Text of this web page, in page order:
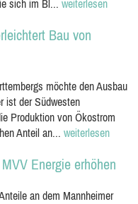
sich im Bl... weiterlesen
Bau von
möchte den Ausbau
ist der Südwesten
Produktion von Ökostrom
Anteil an... weiterlesen
Energie erhöhen
an dem Mannheimer